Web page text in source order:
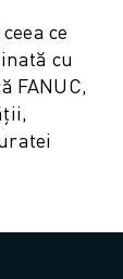
PRODUCȚIEI
ce
cu
FANUC,